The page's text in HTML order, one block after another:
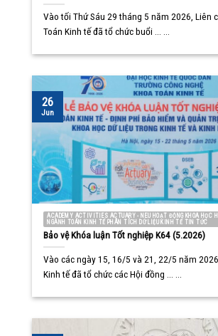
Vào tối Thứ Sáu 29 tháng 5 năm 2026, Liên
Toán Kinh tế đã tổ chức buổi ... ...
ACADEMY ACTIVITIES ACTUARY - NEU HOẠT ĐỘNG KHOA HỌC
NGÀNH TOÁN KINH TẾ PHÂN TÍCH DỮ LIỆU KINH TẾ TIN TỨC
Bảo vệ Khóa luận Tốt nghiệp K64 (5.2026)
Vào các ngày 15, 16/5 và 21, 22/5 năm
Kinh tế đã tổ chức các Hội đồng ... ...
26
Jun